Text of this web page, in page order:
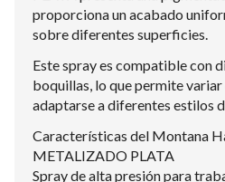
proporciona un acabado
sobre diferentes superficies.
Este spray es compatible con
boquillas, lo que permite
adaptarse a diferentes estilos
Características del Montana
METALIZADO PLATA
Spray de alta presión para